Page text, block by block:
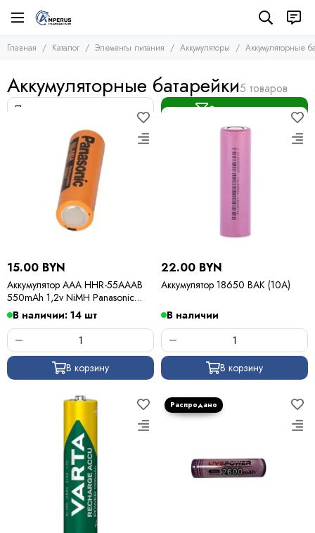
Элементы питания
Аккумуляторы
Литий-полимерные аккумуляторы
Батарейки
Главная Каталог Элементы питания Аккумуляторы Аккумуляторные
Аккумуляторные батарейки
Фильтр товаров
15.00 BYN
Аккумулятор AAA HHR-55AAAB
550mAh 1,2v NiMH Panasonic
(HRMR03)
В наличии: 14 шт
В корзину
22.00 BYN
Аккумулятор 18650 BAK (10А)
В наличии
В корзину